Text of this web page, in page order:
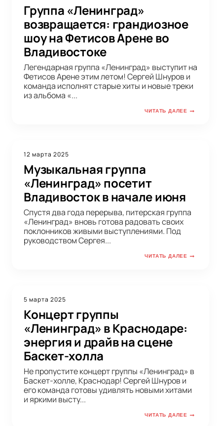
Группа «Ленинград»
возвращается: грандиозное
шоу на Фетисов Арене во
Владивостоке
Легендарная группа «Ленинград» выступит на
Фетисов Арене этим летом! Сергей Шнуров и
команда исполнят старые хиты и новые треки
из альбома «...
ЧИТАТЬ ДАЛЕЕ
12 марта 2025
Музыкальная группа
«Ленинград» посетит
Владивосток в начале июня
Спустя два года перерыва, питерская группа
«Ленинград» вновь готова радовать своих
поклонников живыми выступлениями. Под
руководством Сергея...
ЧИТАТЬ ДАЛЕЕ
5 марта 2025
Концерт группы
«Ленинград» в Краснодаре:
энергия и драйв на сцене
Баскет-холла
Не пропустите концерт группы «Ленинград» в
Баскет-холле, Краснодар! Сергей Шнуров и
его команда готовы удивлять новыми хитами
и яркими высту...
ЧИТАТЬ ДАЛЕЕ